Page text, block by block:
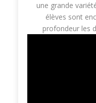
une grande
élèves sont
profondeur les